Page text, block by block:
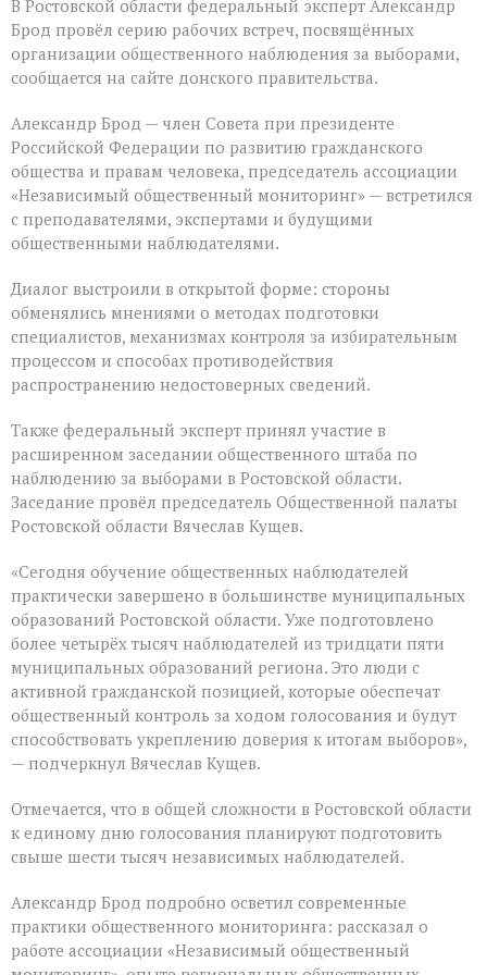
В Ростовской области федеральный эксперт Александр
Брод провёл серию рабочих встреч, посвящённых
организации общественного наблюдения за выборами,
сообщается на сайте донского правительства.
Александр Брод — член Совета при президенте
Российской Федерации по развитию гражданского
общества и правам человека, председатель ассоциации
«Независимый общественный мониторинг» — встретился
с преподавателями, экспертами и будущими
общественными наблюдателями.
Диалог выстроили в открытой форме: стороны
обменялись мнениями о методах подготовки
специалистов, механизмах контроля за избирательным
процессом и способах противодействия
распространению недостоверных сведений.
Также федеральный эксперт принял участие в
расширенном заседании общественного штаба по
наблюдению за выборами в Ростовской области.
Заседание провёл председатель Общественной палаты
Ростовской области Вячеслав Кущев.
«Сегодня обучение общественных наблюдателей
практически завершено в большинстве муниципальных
образований Ростовской области. Уже подготовлено
более четырёх тысяч наблюдателей из тридцати пяти
муниципальных образований региона. Это люди с
активной гражданской позицией, которые обеспечат
общественный контроль за ходом голосования и будут
способствовать укреплению доверия к итогам выборов»,
— подчеркнул Вячеслав Кущев.
Отмечается, что в общей сложности в Ростовской области
к единому дню голосования планируют подготовить
свыше шести тысяч независимых наблюдателей.
Александр Брод подробно осветил современные
практики общественного мониторинга: рассказал о
работе ассоциации «Независимый общественный